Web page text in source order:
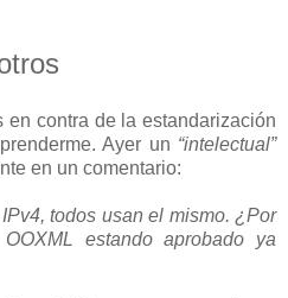
contra de la estandarización
Ayer un “intelectual”
en un comentario:
todos usan el mismo. ¿Por
estando aprobado ya